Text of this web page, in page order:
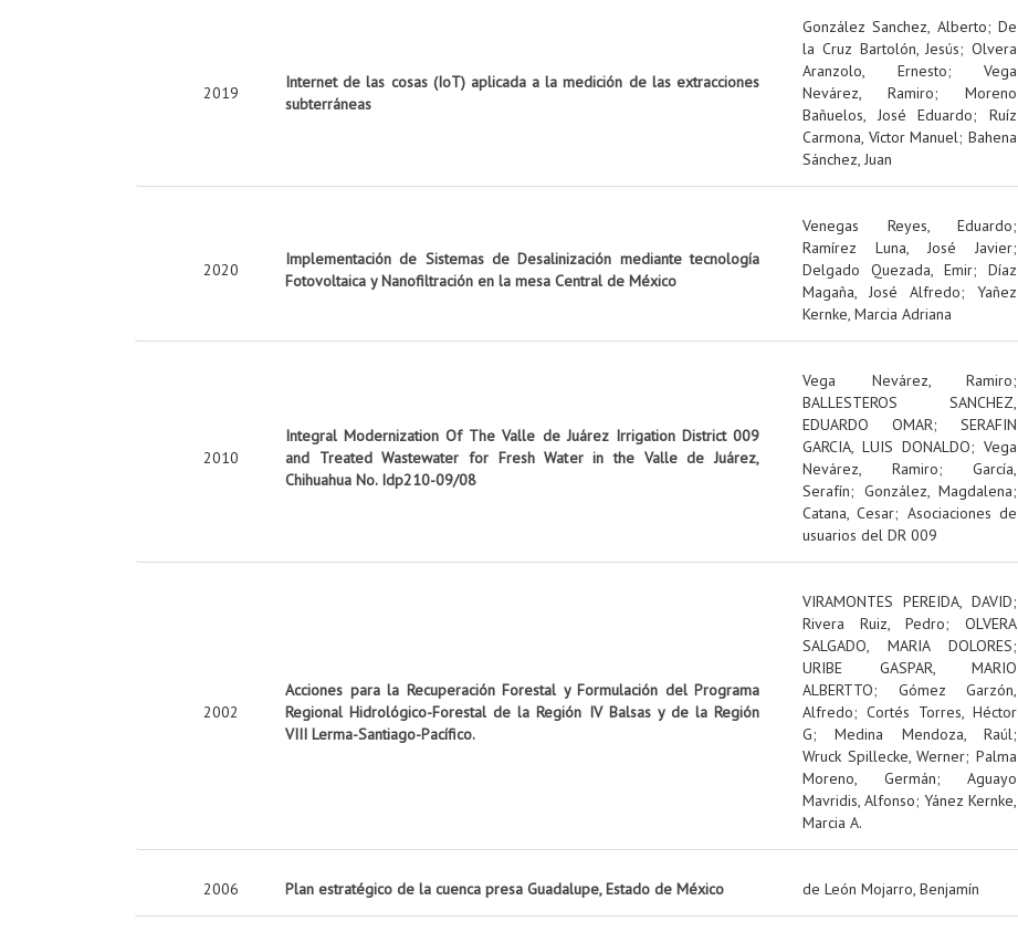
2019
Internet de las cosas (IoT) aplicada a la medición de las extracciones
subterráneas
González Sanchez, Alberto;De
la Cruz Bartolón, Jesús; Olvera
Aranzolo, Ernesto; Vega
Nevárez, Ramiro; Moreno
Bañuelos, José Eduardo;Ruíz
Carmona, Víctor Manuel;Bahena
Sánchez, Juan
2020
Implementación de Sistemas de Desalinización mediante tecnología
Fotovoltaica y Nanofiltración en la mesa Central de México
Venegas Reyes, Eduardo;
Ramírez Luna, José Javier;
Delgado Quezada, Emir; Díaz
Magaña, José Alfredo; Yañez
Kernke, Marcia Adriana
2010
Integral Modernization Of The Valle de Juárez Irrigation District 009
and Treated Wastewater for Fresh Water in the Valle de Juárez,
Chihuahua No. Idp210-09/08
Vega Nevárez, Ramiro;
BALLESTEROS SANCHEZ,
EDUARDO OMAR; SERAFIN
GARCIA, LUIS DONALDO; Vega
Nevárez, Ramiro; García,
Serafín; González, Magdalena;
Catana, Cesar; Asociaciones de
usuarios del DR 009
2002
Acciones para la Recuperación Forestal y Formulación del Programa
Regional Hidrológico-Forestal de la Región IV Balsas y de la Región
VIII Lerma-Santiago-Pacífico.
VIRAMONTES PEREIDA, DAVID;
Rivera Ruiz, Pedro; OLVERA
SALGADO, MARIA DOLORES;
URIBE GASPAR, MARIO
ALBERTTO; Gómez Garzón,
Alfredo; Cortés Torres, Héctor
G;Medina Mendoza, Raúl;
Wruck Spillecke, Werner;Palma
Moreno, Germán; Aguayo
Mavridis, Alfonso; Yánez Kernke,
Marcia A.
2006 Plan estratégico de la cuenca presa Guadalupe, Estado de México de León Mojarro, Benjamín